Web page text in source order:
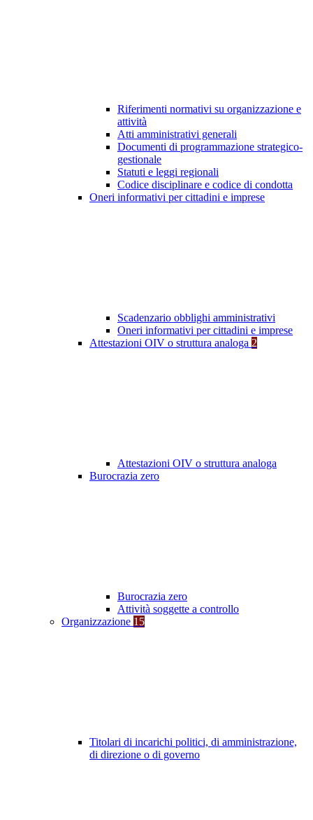
Riferimenti normativi su organizzazione e
attività
Atti amministrativi generali
Documenti di programmazione strategico-
gestionale
Statuti e leggi regionali
Codice disciplinare e codice di condotta
Oneri informativi per cittadini e imprese
Scadenzario obblighi amministrativi
Oneri informativi per cittadini e imprese
Attestazioni OIV o struttura analoga 2
Attestazioni OIV o struttura analoga
Burocrazia zero
Burocrazia zero
Attività soggette a controllo
Organizzazione 15
Titolari di incarichi politici, di amministrazione,
di direzione o di governo